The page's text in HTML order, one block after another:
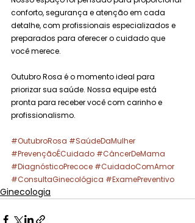
conforto, segurança e atenção em cada
detalhe, com profissionais especializados e
preparados para oferecer o cuidado que
você merece.
Outubro Rosa é o momento ideal para
priorizar sua saúde. Nossa equipe está
pronta para receber você com carinho e
profissionalismo.
#OutubroRosa #SaúdeDaMulher
#PrevençãoÉCuidado #CâncerDeMama
#DiagnósticoPrecoce #CuidadoComAmor
#ConsultaGinecológica #ExamePreventivo
Ginecologia